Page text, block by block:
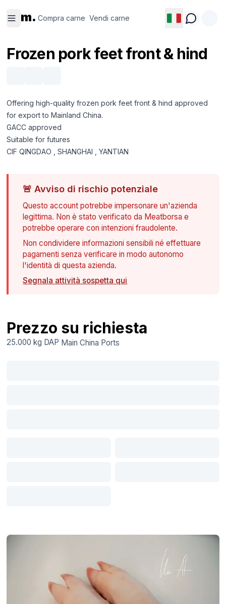
m. Compra carne Vendi carne
carne
carne
Frozen pork feet front & hind
Offering high-quality frozen pork feet front & hind approved
for export to Mainland China.
GACC approved
Suitable for futures
CIF QINGDAO , SHANGHAI , YANTIAN
🚨Avviso di rischio potenziale
Questo account potrebbe impersonare un'azienda
legittima. Non è stato verificato da Meatborsa e
potrebbe operare con intenzioni fraudolente.
Non condividere informazioni sensibili né effettuare
pagamenti senza verificare in modo autonomo
l'identità di questa azienda.
Segnala attività sospetta qui
Prezzo su richiesta
25.000 kg DAP Main China Ports